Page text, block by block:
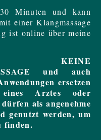
Minuten und kann
einer Klangmassage
ist online über meine
und auch
ersetzen
Arztes oder
als angenehme
genutzt werden, um
finden.